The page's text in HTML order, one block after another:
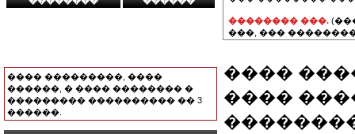
���� ���������, ����
������, � ���� �������� �
��������� ���������� �� 3
������.
�������� ���.
���, ���
����
����